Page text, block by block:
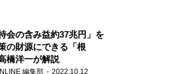
会の含み益約37兆円」を
の財源にできる「根
橋洋一が解説
編集部 2022.10.12